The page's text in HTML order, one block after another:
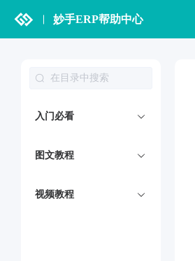
妙手ERP帮助中心
入门必看
图文教程
视频教程